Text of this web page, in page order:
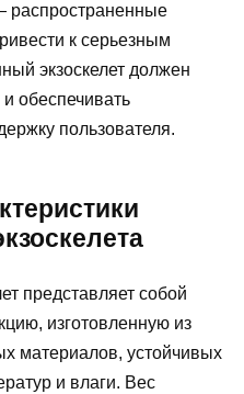
распространенные
к серьезным
экзоскелет должен
обеспечивать
пользователя.
представляет собой
изготовленную из
материалов, устойчивых
и влаги. Вес